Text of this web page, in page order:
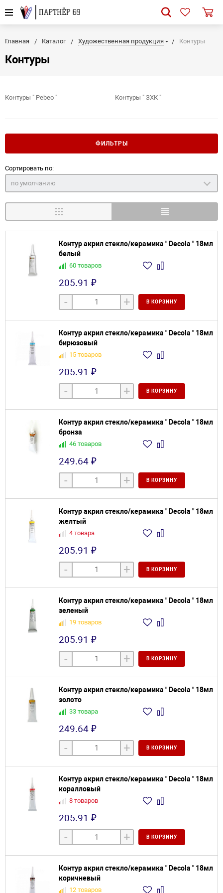
Главная Каталог Художественная продукция Контуры
Контуры
Контуры " Pebeo " Контуры " ЗХК "
ФИЛЬТРЫ
Сортировать по:
по умолчанию
Контур акрил стекло/керамика " Decola " 18мл
белый
60 товаров
205.91 ₽
- + В КОРЗИНУ
Контур акрил стекло/керамика " Decola " 18мл
бирюзовый
15 товаров
205.91 ₽
- + В КОРЗИНУ
Контур акрил стекло/керамика " Decola " 18мл
бронза
46 товаров
249.64 ₽
- + В КОРЗИНУ
Контур акрил стекло/керамика " Decola " 18мл
желтый
4 товара
205.91 ₽
- + В КОРЗИНУ
Контур акрил стекло/керамика " Decola " 18мл
зеленый
19 товаров
205.91 ₽
- + В КОРЗИНУ
Контур акрил стекло/керамика " Decola " 18мл
золото
33 товара
249.64 ₽
- + В КОРЗИНУ
Контур акрил стекло/керамика " Decola " 18мл
коралловый
8 товаров
205.91 ₽
- + В КОРЗИНУ
Контур акрил стекло/керамика " Decola " 18мл
коричневый
12 товаров